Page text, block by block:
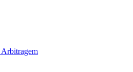
Arbitragem